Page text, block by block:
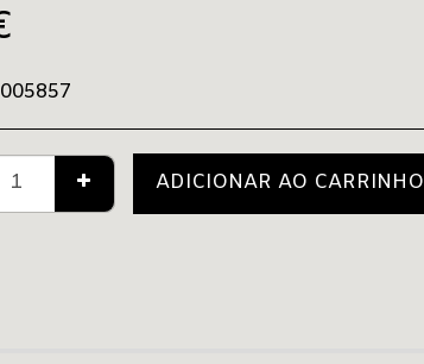
ADICIONAR AO CARRINHO